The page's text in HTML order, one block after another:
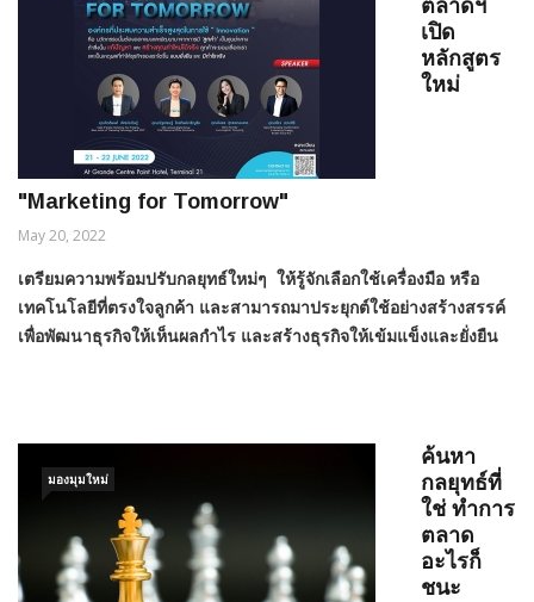
ตลาดฯ
เปิด
หลักสูตร
ใหม่
"Marketing for Tomorrow"
May 20, 2022
เตรียมความพร้อมปรับกลยุทธ์ใหม่ๆ ให้รู้จักเลือกใช้เครื่องมือ หรือ
เทคโนโลยีที่ตรงใจลูกค้า และสามารถมาประยุกต์ใช้อย่างสร้างสรรค์
เพื่อพัฒนาธุรกิจให้เห็นผลกำไร และสร้างธุรกิจให้เข้มแข็งและยั่งยืน
มองมุมใหม่
ค้นหา
กลยุทธ์ที่
ใช่ ทำการ
ตลาด
อะไรก็
ชนะ